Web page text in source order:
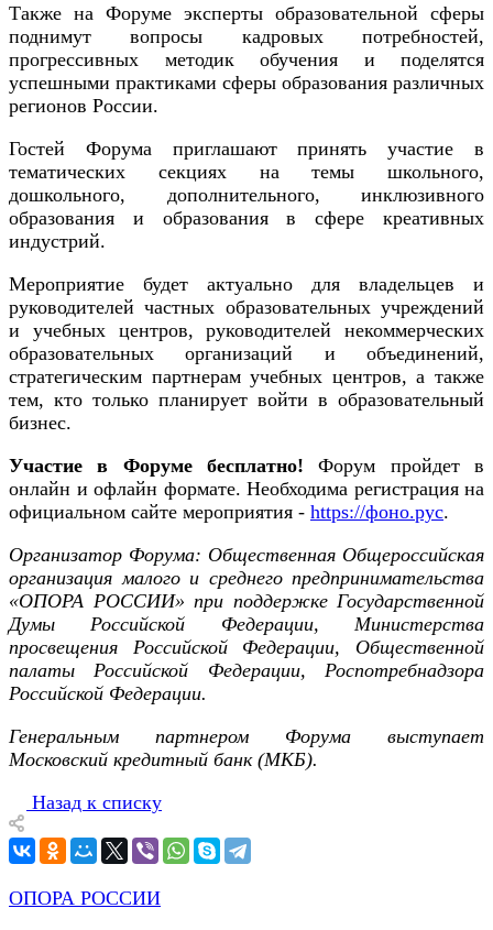
Также на Форуме эксперты образовательной сферы
поднимут вопросы кадровых потребностей,
прогрессивных методик обучения и поделятся
успешными практиками сферы образования различных
регионов России.
Гостей Форума приглашают принять участие в
тематических секциях на темы школьного,
дошкольного, дополнительного, инклюзивного
образования и образования в сфере креативных
индустрий.
Мероприятие будет актуально для владельцев и
руководителей частных образовательных учреждений
и учебных центров, руководителей некоммерческих
образовательных организаций и объединений,
стратегическим партнерам учебных центров, а также
тем, кто только планирует войти в образовательный
бизнес.
Участие в Форуме бесплатно!
Форум пройдет в
онлайн и офлайн формате. Необходима регистрация на
официальном сайте мероприятия - https://фоно.рус.
Организатор Форума: Общественная Общероссийская
организация малого и среднего предпринимательства
«ОПОРА РОССИИ» при поддержке Государственной
Думы Российской Федерации, Министерства
просвещения Российской Федерации, Общественной
палаты Российской Федерации, Роспотребнадзора
Российской Федерации.
Генеральным партнером Форума выступает
Московский кредитный банк (МКБ).
Назад к списку
ОПОРА РОССИИ